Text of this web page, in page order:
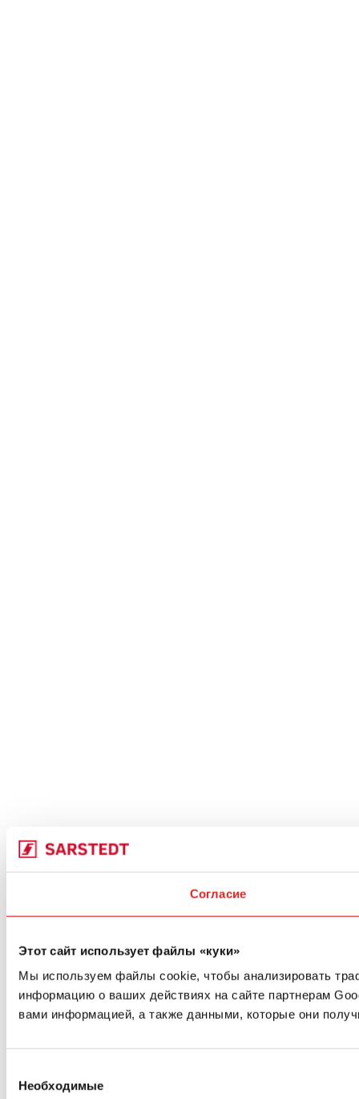
Согласие
Этот сайт использует файлы «куки»
Мы используем файлы cookie, чтобы анализировать
информацию о ваших действиях на сайте партнерам
вами информацией, а также данными, которые они
согласия
Необходимые